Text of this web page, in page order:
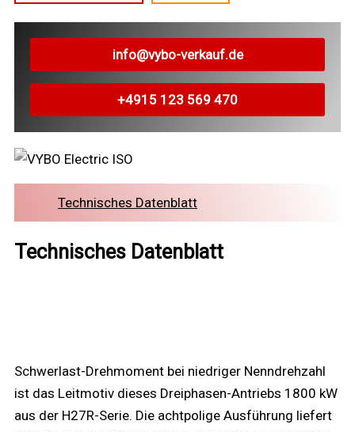
info@vybo-verkauf.de
+4915 123 569 470
Technisches Datenblatt
Technisches Datenblatt
Schwerlast-Drehmoment bei niedriger Nenndrehzahl
ist das Leitmotiv dieses Dreiphasen-Antriebs 1800 kW
aus der H27R-Serie. Die achtpolige Ausführung liefert